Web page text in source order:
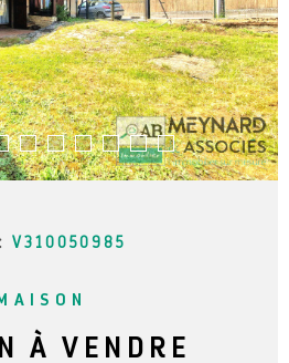
NOTRE
BLOG
:V310050985
À VENDRE
RECHERCHER